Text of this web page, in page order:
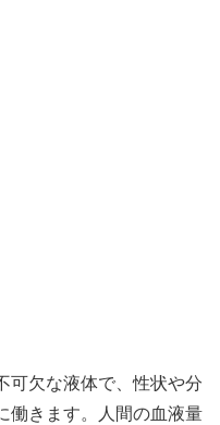
可欠な液体で、性状や分
働きます。人間の血液量